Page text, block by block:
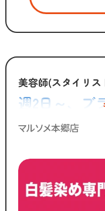
・ブロー
・清掃 など
「子供を預けている時
「家庭も大切にしな
効率よく働きたい」
そんな想いを抱える
／
美容師(スタイリス
週2日～、ブ
ない美容師さ
マルソメ本郷店